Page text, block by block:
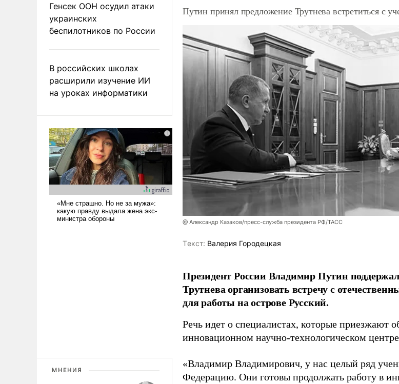
Генсек ООН осудил атаки
украинских
беспилотников по России
В российских школах
расширили изучение ИИ
на уроках информатики
МНЕНИЯ
Путин принял предложение Трутнева встретиться с
@ Александр Казаков/пресс-служба президента РФ/ТАСС
Tекст: Валерия Городецкая
Президент России Владимир Путин
Трутнева организовать встречу с
для работы на острове Русский.
Речь идет о специалистах, которые приезжают
инновационном научно-технологическом
«Владимир Владимирович, у нас целый ряд
Федерацию. Они готовы продолжать работу в